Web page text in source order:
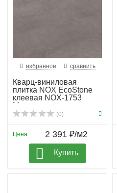
избранное сравнить
Кварц-виниловая
плитка NOX EcoStone
клеевая NOX-1753
Макалу
(0)
Цена: 2 391 ₽/м2
Купить